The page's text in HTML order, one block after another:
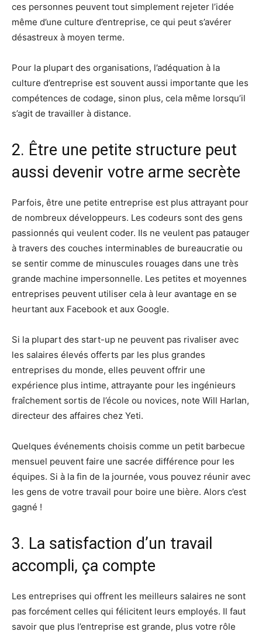
ces personnes peuvent tout simplement rejeter l’idée
même d’une culture d’entreprise, ce qui peut s’avérer
désastreux à moyen terme.
Pour la plupart des organisations, l’adéquation à la
culture d’entreprise est souvent aussi importante que les
compétences de codage, sinon plus, cela même lorsqu’il
s’agit de travailler à distance.
2. Être une petite structure peut
aussi devenir votre arme secrète
Parfois, être une petite entreprise est plus attrayant pour
de nombreux développeurs. Les codeurs sont des gens
passionnés qui veulent coder. Ils ne veulent pas patauger
à travers des couches interminables de bureaucratie ou
se sentir comme de minuscules rouages ​​dans une très
grande machine impersonnelle. Les petites et moyennes
entreprises peuvent utiliser cela à leur avantage en se
heurtant aux Facebook et aux Google.
Si la plupart des start-up ne peuvent pas rivaliser avec
les salaires élevés offerts par les plus grandes
entreprises du monde, elles peuvent offrir une
expérience plus intime, attrayante pour les ingénieurs
fraîchement sortis de l’école ou novices, note Will Harlan,
directeur des affaires chez Yeti.
Quelques événements choisis comme un petit barbecue
mensuel peuvent faire une sacrée différence pour les
équipes. Si à la fin de la journée, vous pouvez réunir avec
les gens de votre travail pour boire une bière. Alors c’est
gagné !
3. La satisfaction d’un travail
accompli, ça compte
Les entreprises qui offrent les meilleurs salaires ne sont
pas forcément celles qui félicitent leurs employés. Il faut
savoir que plus l’entreprise est grande, plus votre rôle